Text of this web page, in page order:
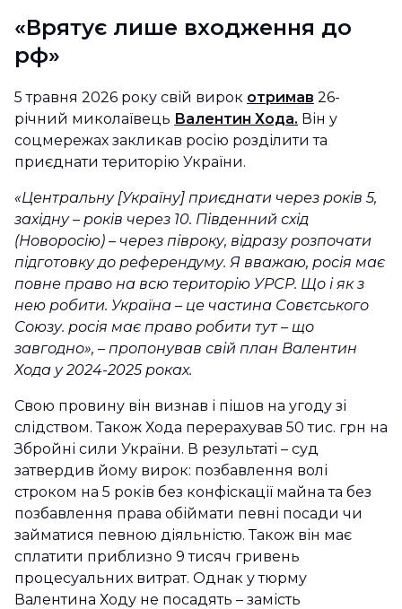
«Врятує лише входження до
рф»
5 травня 2026 року свій вирок отримав 26-
річний миколаївець Валентин Хода. Він у
соцмережах закликав росію розділити та
приєднати територію України.
«Центральну [Україну] приєднати через років 5,
західну – років через 10. Південний схід
(Новоросію) – через півроку, відразу розпочати
підготовку до референдуму. Я вважаю, росія має
повне право на всю територію УРСР. Що і як з
нею робити. Україна – це частина Совєтського
Союзу. росія має право робити тут – що
завгодно», – пропонував свій план Валентин
Хода у 2024-2025 роках.
Свою провину він визнав і пішов на угоду зі
слідством. Також Хода перерахував 50 тис. грн на
Збройні сили України. В результаті – суд
затвердив йому вирок: позбавлення волі
строком на 5 років без конфіскації майна та без
позбавлення права обіймати певні посади чи
займатися певною діяльністю. Також він має
сплатити приблизно 9 тисяч гривень
процесуальних витрат. Однак у тюрму
Валентина Ходу не посадять – замість